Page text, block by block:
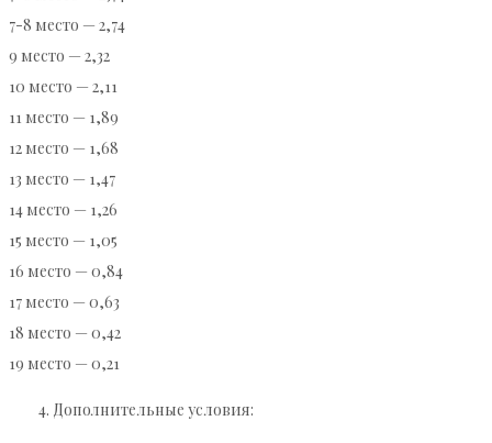
7-8 место — 2,74
9 место — 2,32
10 место — 2,11
11 место — 1,89
12 место — 1,68
13 место — 1,47
14 место — 1,26
15 место — 1,05
16 место — 0,84
17 место — 0,63
18 место — 0,42
19 место — 0,21
Дополнительные условия: